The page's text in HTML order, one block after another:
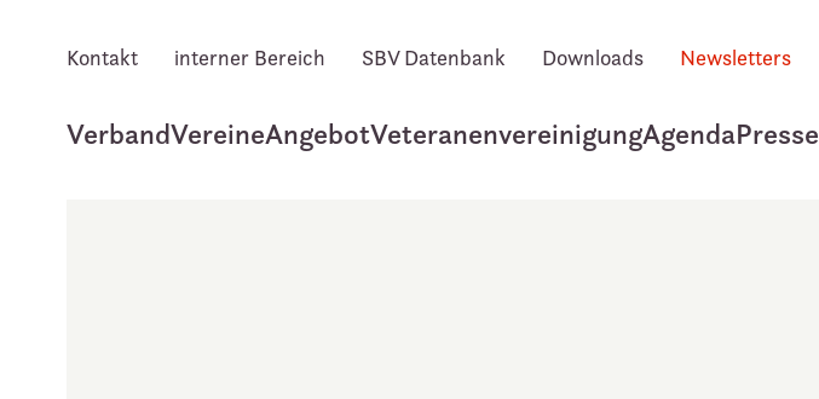
Zum Hauptinhalt springen
Kontakt interner Bereich SBV Datenbank Downloads Newsletters
VerbandVereineAngebotVeteranenvereinigungAgendaPresse